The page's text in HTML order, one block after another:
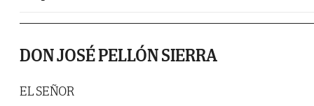
DON JOSÉ PELLÓN SIERRA
EL SEÑOR